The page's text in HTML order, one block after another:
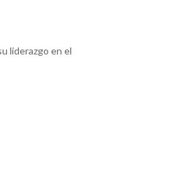
liderazgo en el